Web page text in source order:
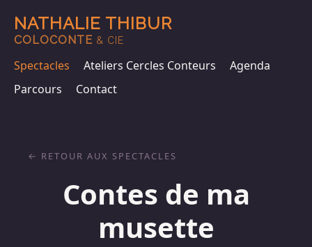
NATHALIE THIBUR
COLOCONTE & CIE
Spectacles Ateliers Cercles Conteurs
Agenda
Parcours
Contact
Contes de ma
musette
RETOUR AUX SPECTACLES